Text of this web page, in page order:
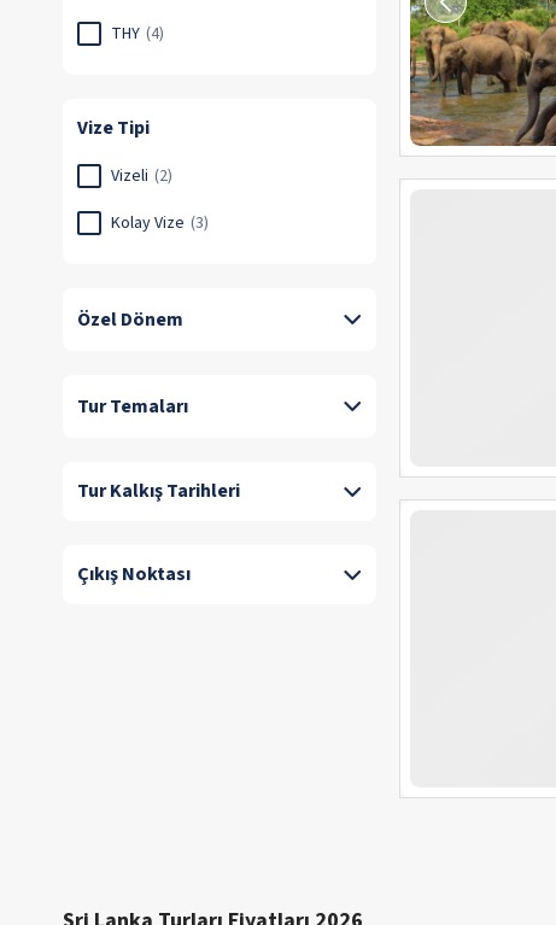
THY (4)
Vize Tipi
Vizeli (2)
Kolay Vize (3)
Özel Dönem
Tur Temaları
Tur Kalkış Tarihleri
Çıkış Noktası